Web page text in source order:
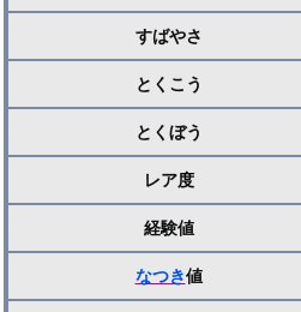
すばやさ
とくこう
とくぼう
レア度
経験値
なつき値